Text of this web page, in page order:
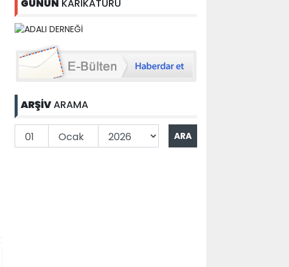
GÜNÜN KARİKATÜRÜ
ARŞİVARAMA